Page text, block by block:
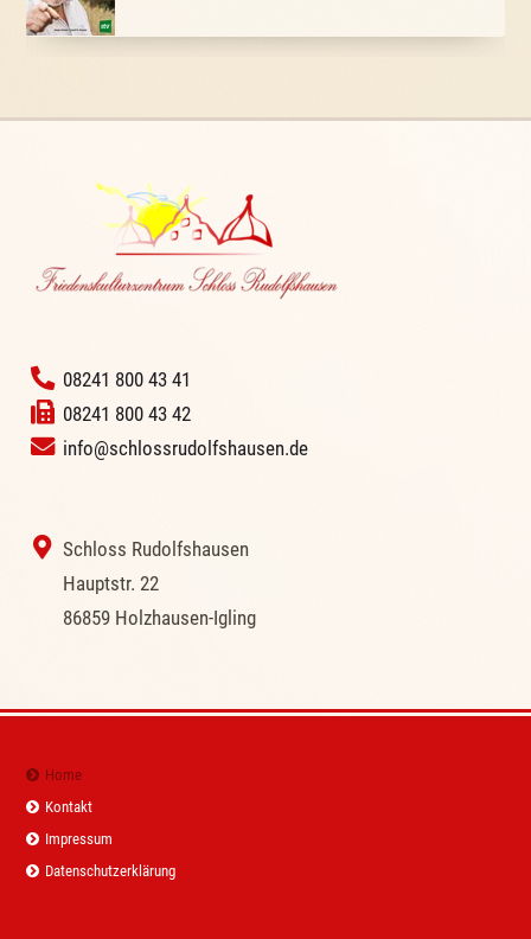
08241 800 43 41
08241 800 43 42
info@schlossrudolfshausen.de
‭ Schloss Rudolfshausen
‭Hauptstr. 22
‭86859 Holzhausen-Igling
Navigation
überspringen
Home
Kontakt
Impressum
Datenschutzerklärung